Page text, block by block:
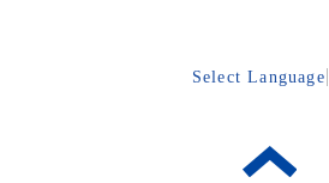
Select Language